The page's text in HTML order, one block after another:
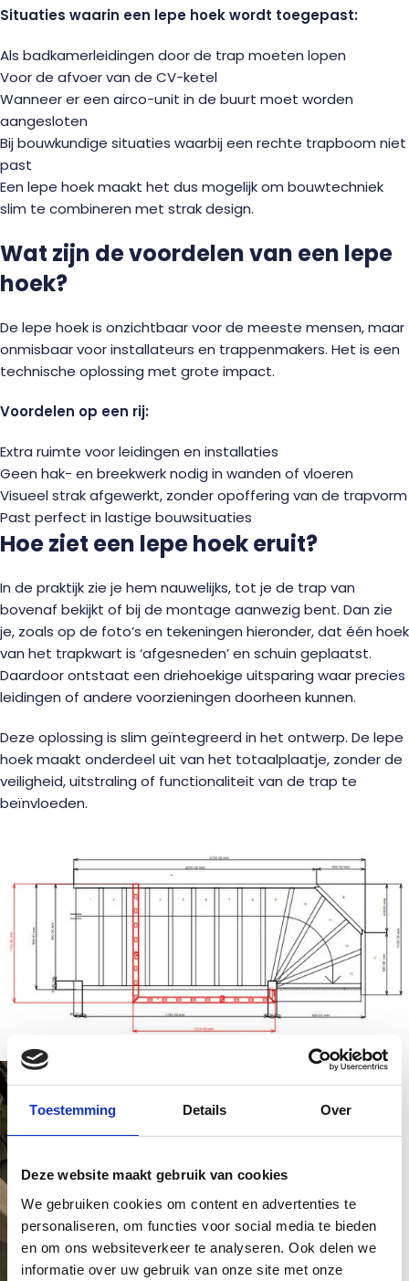
Toestemming Details Over
Deze website maakt gebruik van cookies
We gebruiken cookies om content en advertenties te
personaliseren, om functies voor social media te bieden
en om ons websiteverkeer te analyseren. Ook delen we
informatie over uw gebruik van onze site met onze
Situaties waarin een lepe hoek wordt toegepast:
Als badkamerleidingen door de trap moeten lopen
Voor de afvoer van de CV-ketel
Wanneer er een airco-unit in de buurt moet worden
aangesloten
Bij bouwkundige situaties waarbij een rechte trapboom niet
past
Een lepe hoek maakt het dus mogelijk om bouwtechniek
slim te combineren met strak design.
Wat zijn de voordelen van een lepe
hoek?
De lepe hoek is onzichtbaar voor de meeste mensen, maar
onmisbaar voor installateurs en trappenmakers. Het is een
technische oplossing met grote impact.
Voordelen op een rij:
Extra ruimte voor leidingen en installaties
Geen hak- en breekwerk nodig in wanden of vloeren
Visueel strak afgewerkt, zonder opoffering van de trapvorm
Past perfect in lastige bouwsituaties
Hoe ziet een lepe hoek eruit?
In de praktijk zie je hem nauwelijks, tot je de trap van
bovenaf bekijkt of bij de montage aanwezig bent. Dan zie
je, zoals op de foto’s en tekeningen hieronder, dat één hoek
van het trapkwart is ‘afgesneden’ en schuin geplaatst.
Daardoor ontstaat een driehoekige uitsparing waar precies
leidingen of andere voorzieningen doorheen kunnen.
Deze oplossing is slim geïntegreerd in het ontwerp. De lepe
hoek maakt onderdeel uit van het totaalplaatje, zonder de
veiligheid, uitstraling of functionaliteit van de trap te
beïnvloeden.